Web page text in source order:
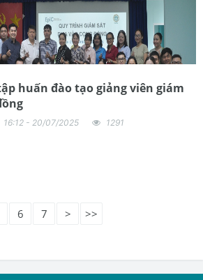
huấn đào tạo giảng viên giám
16:12 - 20/07/2025 1291
6 7 > >>